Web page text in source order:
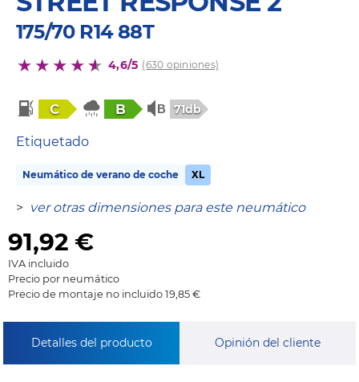
175/70 R14 88T
4,6/5 (630 opiniones)
C B 71db
Etiquetado
Neumático de verano de coche XL
> ver otras dimensiones para este neumático
91,92 €
IVA incluido
Precio por neumático
Precio de montaje no incluido 19,85 €
Detalles del producto Opinión del cliente